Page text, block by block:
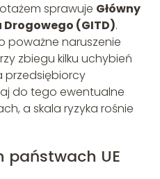
sprawuje Główny
(GITD).
poważne naruszenie
zbiegu kilku uchybień
przedsiębiorcy
do tego ewentualne
a skala ryzyka rośnie
państwach UE